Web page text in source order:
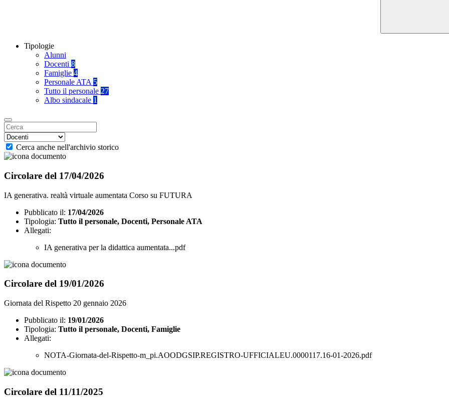
Tipologie
Alunni
Docenti 8
Famiglie 4
Personale ATA 5
Tutto il personale 27
Albo sindacale 1
Cerca anche nell'archivio storico
Circolare del 17/04/2026
IA generativa. realtà virtuale aumentata Corso su FUTURA
Pubblicato il: 17/04/2026
Tipologia: Tutto il personale, Docenti, Personale ATA
Allegati:
IA generativa per la didattica aumentata...pdf
Circolare del 19/01/2026
Giornata del Rispetto 20 gennaio 2026
Pubblicato il: 19/01/2026
Tipologia: Tutto il personale, Docenti, Famiglie
Allegati:
NOTA-Giornata-del-Rispetto-m_pi.AOODGSIP.REGISTRO-UFFICIALEU.0000117.16-01-2026.pdf
Circolare del 11/11/2025